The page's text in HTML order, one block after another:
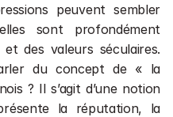
peuvent sembler
sont profondément
des valeurs séculaires.
du concept de « la
? Il s’agit d’une notion
la réputation, la